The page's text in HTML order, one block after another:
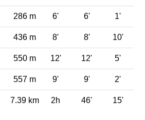
286 m 6' 6' 1'
436 m 8' 8' 10'
550 m 12' 12' 5'
557 m 9' 9' 2'
7.39 km 2h 46' 15'